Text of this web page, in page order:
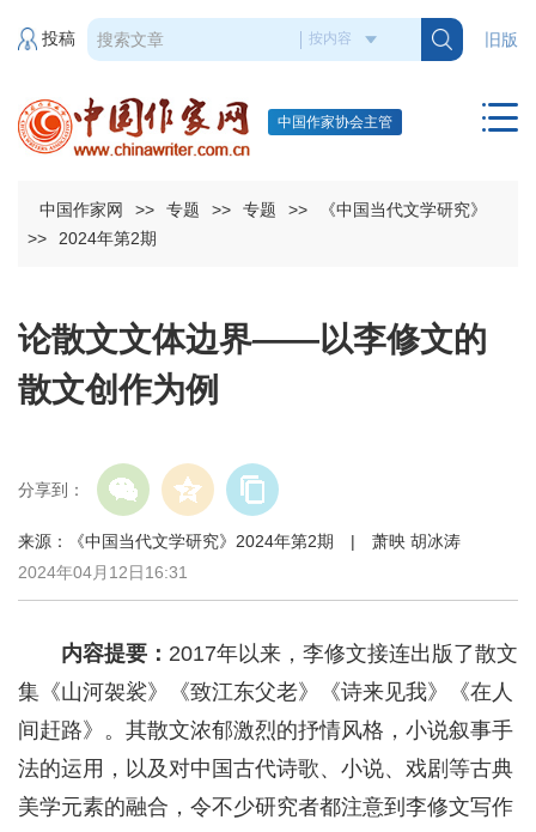
旧版
投稿
中国作家协会主管
中国作家网 >> 专题 >> 专题 >>
《中国当代文学研究》
>>
2024年第2期
论散文文体边界——以李修文的
散文创作为例
分享到：
来源：《中国当代文学研究》2024年第2期 | 萧映 胡冰涛
2024年04月12日16:31
内容提要： 2017年以来，李修文接连出版了散文
集《山河袈裟》《致江东父老》《诗来见我》《在人
间赶路》。其散文浓郁激烈的抒情风格，小说叙事手
法的运用，以及对中国古代诗歌、小说、戏剧等古典
美学元素的融合，令不少研究者都注意到李修文写作